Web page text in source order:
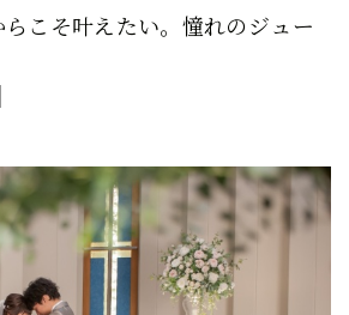
こそ叶えたい。憧れのジュー